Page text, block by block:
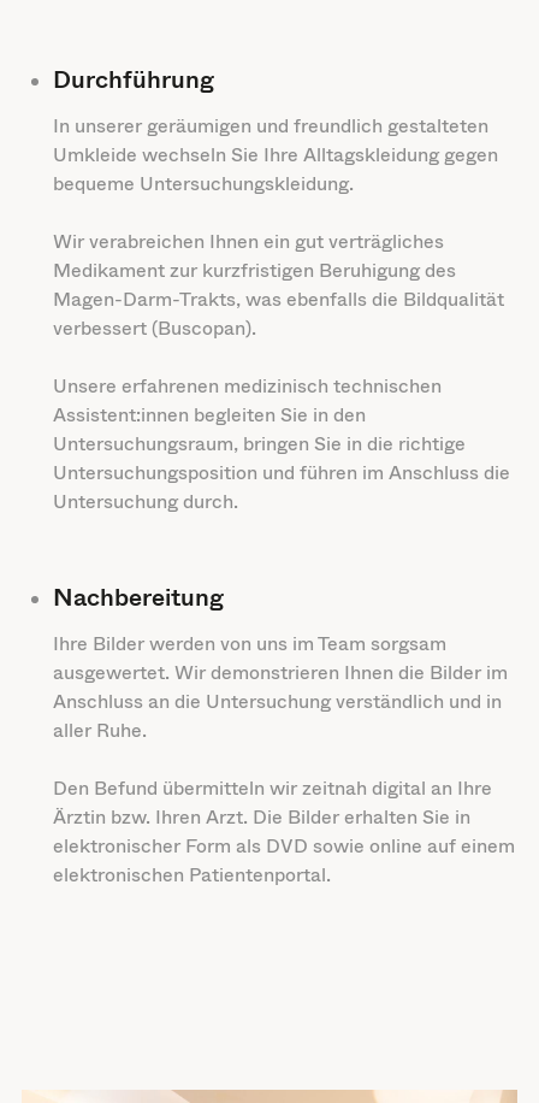
Durchführung
In unserer geräumigen und freundlich gestalteten
Umkleide wechseln Sie Ihre Alltagskleidung gegen
bequeme Untersuchungskleidung.
Wir verabreichen Ihnen ein gut verträgliches
Medikament zur kurzfristigen Beruhigung des
Magen-Darm-Trakts, was ebenfalls die Bildqualität
verbessert (Buscopan).
Unsere erfahrenen medizinisch technischen
Assistent:innen begleiten Sie in den
Untersuchungsraum, bringen Sie in die richtige
Untersuchungsposition und führen im Anschluss die
Untersuchung durch.
Nachbereitung
Ihre Bilder werden von uns im Team sorgsam
ausgewertet. Wir demonstrieren Ihnen die Bilder im
Anschluss an die Untersuchung verständlich und in
aller Ruhe.
Den Befund übermitteln wir zeitnah digital an Ihre
Ärztin bzw. Ihren Arzt. Die Bilder erhalten Sie in
elektronischer Form als DVD sowie online auf einem
elektronischen Patientenportal.